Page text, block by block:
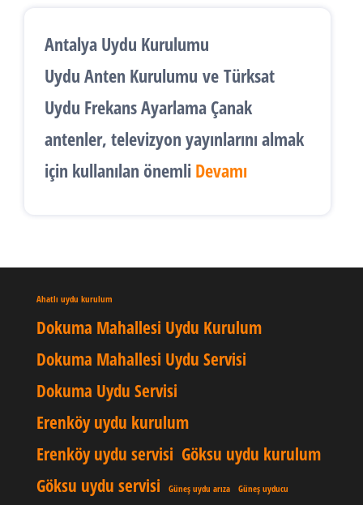
Antalya Uydu Kurulumu
Uydu Anten Kurulumu ve Türksat
Uydu Frekans Ayarlama Çanak
antenler, televizyon yayınlarını almak
için kullanılan önemli Devamı
Ahatlı uydu kurulum
Dokuma Mahallesi Uydu Kurulum
Dokuma Mahallesi Uydu Servisi
Dokuma Uydu Servisi
Erenköy uydu kurulum
Erenköy uydu servisi Göksu uydu kurulum
Göksu uydu servisi
Güneş uydu arıza Güneş uyducu